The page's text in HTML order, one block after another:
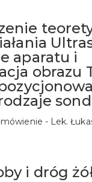
aparatu i
obrazu
- Lek.
i dróg